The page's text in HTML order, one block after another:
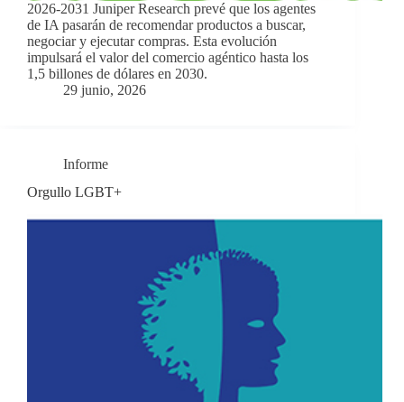
2026-2031 Juniper Research prevé que los agentes
de IA pasarán de recomendar productos a buscar,
negociar y ejecutar compras. Esta evolución
impulsará el valor del comercio agéntico hasta los
1,5 billones de dólares en 2030.
29 junio, 2026
Informe
Orgullo LGBT+